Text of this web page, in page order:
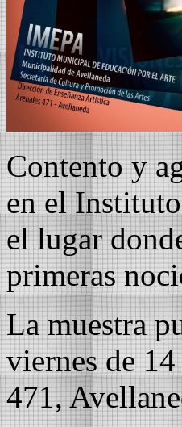
Contento y
en el
el lugar
primeras
La muestra
viernes de
471,